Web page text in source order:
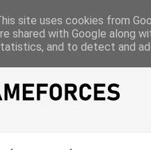
equipa Pontuações das Análises
site uses cookies from
shared with Google along
and to detect and